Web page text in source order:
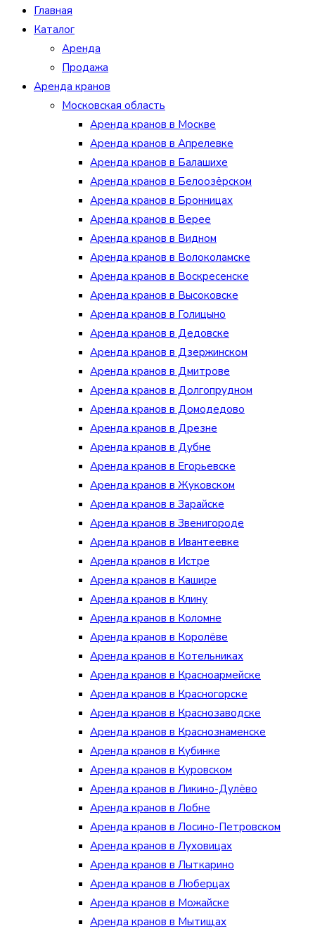
Главная
Каталог
Аренда
Продажа
Аренда кранов
Московская область
Аренда кранов в Москве
Аренда кранов в Апрелевке
Аренда кранов в Балашихе
Аренда кранов в Белоозёрском
Аренда кранов в Бронницах
Аренда кранов в Верее
Аренда кранов в Видном
Аренда кранов в Волоколамске
Аренда кранов в Воскресенске
Аренда кранов в Высоковске
Аренда кранов в Голицыно
Аренда кранов в Дедовске
Аренда кранов в Дзержинском
Аренда кранов в Дмитрове
Аренда кранов в Долгопрудном
Аренда кранов в Домодедово
Аренда кранов в Дрезне
Аренда кранов в Дубне
Аренда кранов в Егорьевске
Аренда кранов в Жуковском
Аренда кранов в Зарайске
Аренда кранов в Звенигороде
Аренда кранов в Ивантеевке
Аренда кранов в Истре
Аренда кранов в Кашире
Аренда кранов в Клину
Аренда кранов в Коломне
Аренда кранов в Королёве
Аренда кранов в Котельниках
Аренда кранов в Красноармейске
Аренда кранов в Красногорске
Аренда кранов в Краснозаводске
Аренда кранов в Краснознаменске
Аренда кранов в Кубинке
Аренда кранов в Куровском
Аренда кранов в Ликино-Дулёво
Аренда кранов в Лобне
Аренда кранов в Лосино-Петровском
Аренда кранов в Луховицах
Аренда кранов в Лыткарино
Аренда кранов в Люберцах
Аренда кранов в Можайске
Аренда кранов в Мытищах